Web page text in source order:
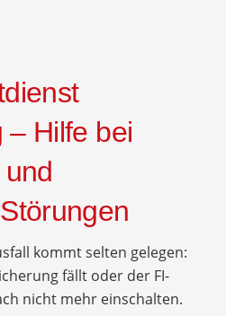
Hilfe bei
kommt selten gelegen:
fällt oder der FI-
nicht mehr einschalten.